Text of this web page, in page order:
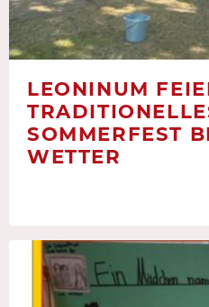
LEONINUM
SOMMERFEST
WETTER